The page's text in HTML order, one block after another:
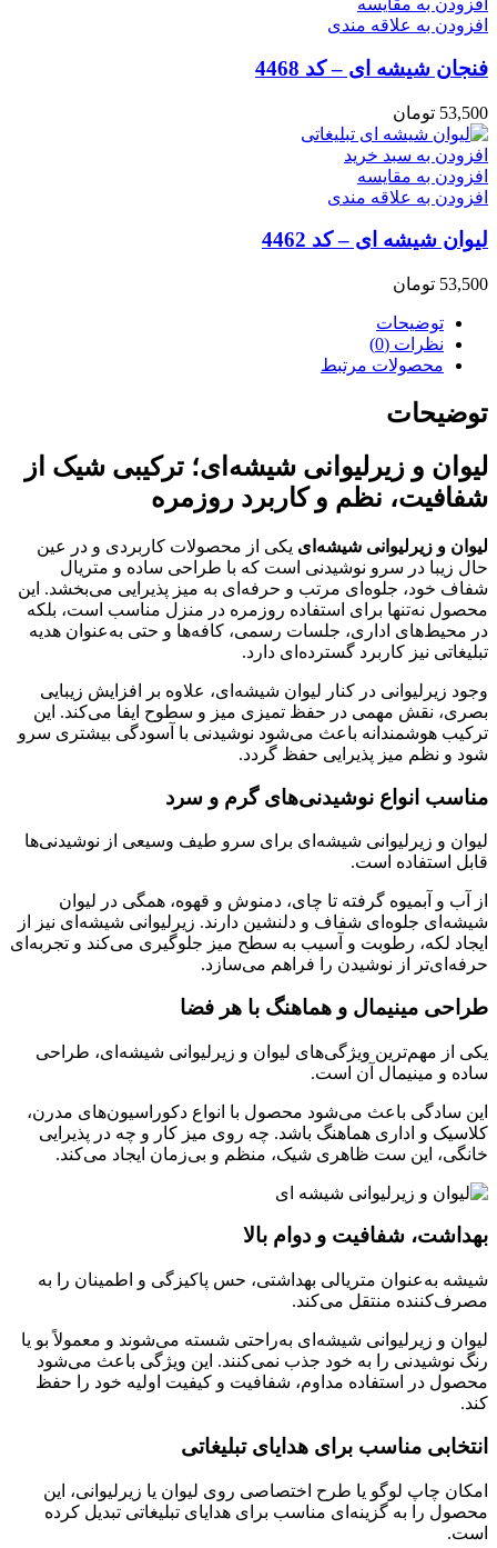
افزودن به مقایسه
افزودن به علاقه مندی
فنجان شیشه ای – کد 4468
53,500 تومان
افزودن به سبد خرید
افزودن به مقایسه
افزودن به علاقه مندی
لیوان شیشه ای – کد 4462
53,500 تومان
توضیحات
نظرات (0)
محصولات مرتبط
توضیحات
لیوان و زیرلیوانی شیشه‌ای؛ ترکیبی شیک از
شفافیت، نظم و کاربرد روزمره
لیوان و زیرلیوانی شیشه‌ای یکی از محصولات کاربردی و در عین
حال زیبا در سرو نوشیدنی است که با طراحی ساده و متریال
شفاف خود، جلوه‌ای مرتب و حرفه‌ای به میز پذیرایی می‌بخشد. این
محصول نه‌تنها برای استفاده روزمره در منزل مناسب است، بلکه
در محیط‌های اداری، جلسات رسمی، کافه‌ها و حتی به‌عنوان هدیه
تبلیغاتی نیز کاربرد گسترده‌ای دارد.
وجود زیرلیوانی در کنار لیوان شیشه‌ای، علاوه بر افزایش زیبایی
بصری، نقش مهمی در حفظ تمیزی میز و سطوح ایفا می‌کند. این
ترکیب هوشمندانه باعث می‌شود نوشیدنی با آسودگی بیشتری سرو
شود و نظم میز پذیرایی حفظ گردد.
مناسب انواع نوشیدنی‌های گرم و سرد
لیوان و زیرلیوانی شیشه‌ای برای سرو طیف وسیعی از نوشیدنی‌ها
قابل استفاده است.
از آب و آبمیوه گرفته تا چای، دمنوش و قهوه، همگی در لیوان
شیشه‌ای جلوه‌ای شفاف و دلنشین دارند. زیرلیوانی شیشه‌ای نیز از
ایجاد لکه، رطوبت و آسیب به سطح میز جلوگیری می‌کند و تجربه‌ای
حرفه‌ای‌تر از نوشیدن را فراهم می‌سازد.
طراحی مینیمال و هماهنگ با هر فضا
یکی از مهم‌ترین ویژگی‌های لیوان و زیرلیوانی شیشه‌ای، طراحی
ساده و مینیمال آن است.
این سادگی باعث می‌شود محصول با انواع دکوراسیون‌های مدرن،
کلاسیک و اداری هماهنگ باشد. چه روی میز کار و چه در پذیرایی
خانگی، این ست ظاهری شیک، منظم و بی‌زمان ایجاد می‌کند.
بهداشت، شفافیت و دوام بالا
شیشه به‌عنوان متریالی بهداشتی، حس پاکیزگی و اطمینان را به
مصرف‌کننده منتقل می‌کند.
لیوان و زیرلیوانی شیشه‌ای به‌راحتی شسته می‌شوند و معمولاً بو یا
رنگ نوشیدنی را به خود جذب نمی‌کنند. این ویژگی باعث می‌شود
محصول در استفاده مداوم، شفافیت و کیفیت اولیه خود را حفظ
کند.
انتخابی مناسب برای هدایای تبلیغاتی
امکان چاپ لوگو یا طرح اختصاصی روی لیوان یا زیرلیوانی، این
محصول را به گزینه‌ای مناسب برای هدایای تبلیغاتی تبدیل کرده
است.